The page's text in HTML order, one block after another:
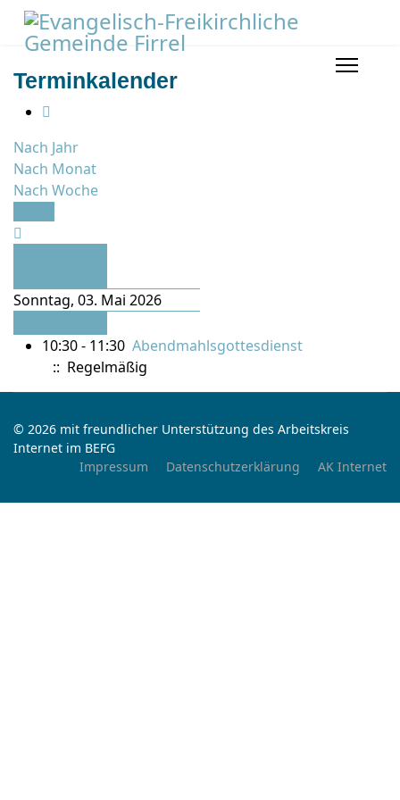
Terminkalender
Nach Jahr
Nach Monat
Nach Woche
Sonntag, 03. Mai 2026
10:30 - 11:30 Abendmahlsgottesdienst
:: Regelmäßig
© 2026 mit freundlicher Unterstützung des Arbeitskreis
Internet im BEFG
Impressum
Datenschutzerklärung AK Internet